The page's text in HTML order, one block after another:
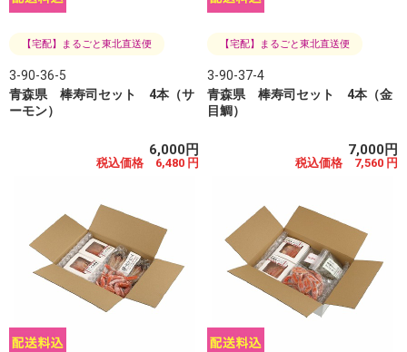
【宅配】まるごと東北直送便
3-90-36-5
青森県 棒寿司セット 4本（サ
ーモン）
6,000円
税込価格 6,480 円
【宅配】まるごと東北直送便
3-90-37-4
青森県 棒寿司セット 4本（金
目鯛）
7,000円
税込価格 7,560 円